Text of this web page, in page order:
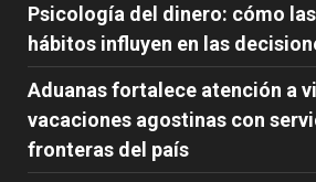
Psicología del dinero: cómo
hábitos influyen en las
Aduanas fortalece atención a
vacaciones agostinas con
fronteras del país